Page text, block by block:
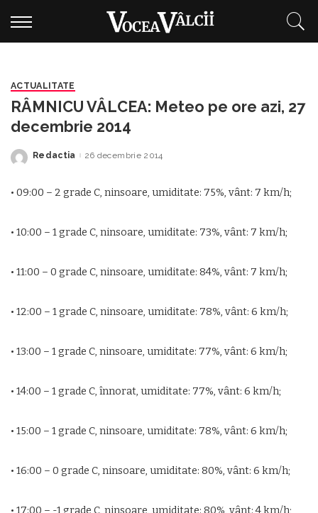
ACTUALITATE
RÂMNICU VÂLCEA: Meteo pe ore azi, 27
decembrie 2014
Posted
Redactia 26 decembrie 2014
• 09:00 – 2 grade C, ninsoare, umiditate: 75%, vânt: 7 km/h;
• 10:00 – 1 grade C, ninsoare, umiditate: 73%, vânt: 7 km/h;
• 11:00 – 0 grade C, ninsoare, umiditate: 84%, vânt: 7 km/h;
• 12:00 – 1 grade C, ninsoare, umiditate: 78%, vânt: 6 km/h;
• 13:00 – 1 grade C, ninsoare, umiditate: 77%, vânt: 6 km/h;
• 14:00 – 1 grade C, înnorat, umiditate: 77%, vânt: 6 km/h;
• 15:00 – 1 grade C, ninsoare, umiditate: 78%, vânt: 6 km/h;
• 16:00 – 0 grade C, ninsoare, umiditate: 80%, vânt: 6 km/h;
• 17:00 – -1 grade C, ninsoare, umiditate: 80%, vânt: 4 km/h;